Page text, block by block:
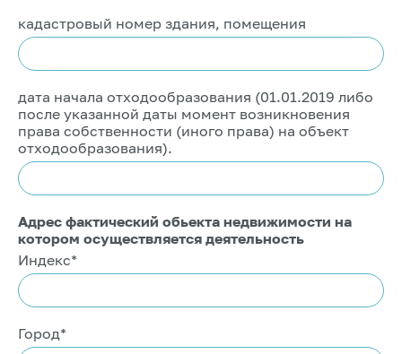
кадастровый номер здания, помещения
дата начала отходообразования (01.01.2019 либо
после указанной даты момент возникновения
права собственности (иного права) на объект
отходообразования).
Адрес фактический обьекта недвижимости на
котором осуществляется деятельность
Индекс*
Город*